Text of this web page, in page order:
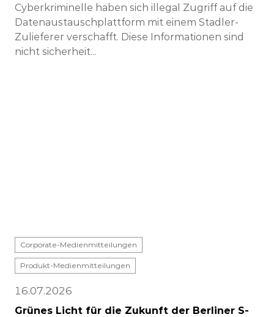
Cyberkriminelle haben sich illegal Zugriff auf die
Datenaustauschplattform mit einem Stadler-
Zulieferer verschafft. Diese Informationen sind
nicht sicherheit...
Corporate-Medienmitteilungen
Produkt-Medienmitteilungen
16.07.2026
Grünes Licht für die Zukunft der Berliner S-